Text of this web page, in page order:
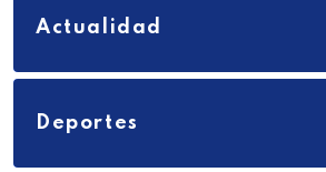
Actualidad
Deportes